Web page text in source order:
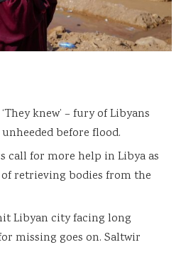
knew’ – fury of Libyans
before flood.
call for more help in Libya as
retrieving bodies from the
Libyan city facing long
missing goes on. Saltwir